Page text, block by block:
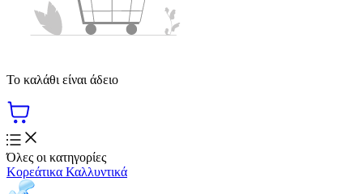
Το καλάθι είναι άδειο
Όλες οι κατηγορίες
Κορεάτικα Καλλυντικά